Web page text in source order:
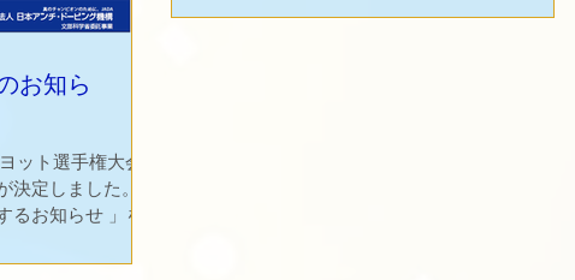
お知ら
ット選手権大会
定しました。
るお知らせ 」を
程に従って行わ